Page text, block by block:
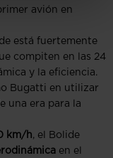
avión en
está fuertemente
compiten en las 24
y la eficiencia.
Bugatti en utilizar
una era para la
km/h, el Bolide
en el